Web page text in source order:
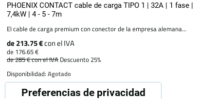
PHOENIX CONTACT cable de carga TIPO 1 | 32A | 1 fase |
7,4kW | 4 - 5 - 7m
El cable de carga premium con conector de la empresa alemana...
de 213.75 €con el IVA
de 176.65 €
de 285 €con el IVA Descuento 25%
Disponibilidad:Agotado
Preferencias de privacidad